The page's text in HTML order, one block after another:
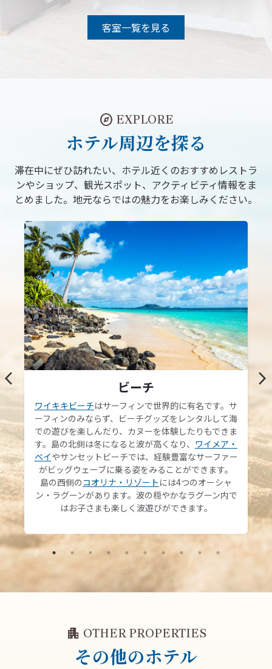
客室一覧を見る
explore EXPLORE
ホテル周辺を探る
滞在中にぜひ訪れたい、ホテル近くのおすすめレストラ
ンやショップ、観光スポット、アクティビティ情報をま
とめました。地元ならではの魅力をお楽しみください。
arrow_back_ios ビーチ
ワイキキビーチはサーフィンで世界的に有名です。サ
ーフィンのみならず、ビーチグッズをレンタルして海
での遊びを楽しんだり、カヌーを体験したりもできま
す。島の北側は冬になると波が高くなり、 ワイメア・
ベイやサンセットビーチでは、経験豊富なサーファー
がビッグウェーブに乗る姿をみることができます。
島の西側のコオリナ・リゾート には4つのオーシャ
ン・ラグーンがあります。波の穏やかなラグーン内で
はお子さまも楽しく波遊びができます。
arrow_forward_ios
apartment OTHER PROPERTIES
その他のホテル